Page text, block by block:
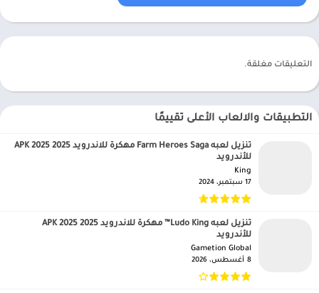
التعليقات مغلقة.
التطبيقات والالعاب الأعلى تقييمًا
تنزيل لعبه Farm Heroes Saga مهكرة للاندرويد APK 2025 2025
للأندرويد
King‏
17 سبتمبر، 2024
تنزيل لعبه Ludo King™ مهكرة للاندرويد APK 2025 2025
للأندرويد
Gametion Global‏
8 أغسطس، 2026